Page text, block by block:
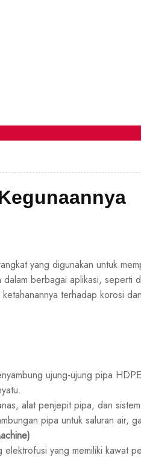
yang digunakan untuk
berbagai aplikasi, seperti
terhadap korosi
ujung-ujung pipa
alat penjepit pipa, dan
pipa untuk saluran air,
yang memiliki kawat